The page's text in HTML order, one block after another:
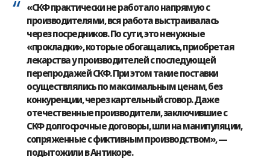
«СКФ практически не работало напрямую с
производителями, вся работа выстраивалась
через посредников. По сути, это ненужные
«прокладки», которые обогащались, приобретая
лекарства у производителей с последующей
перепродажей СКФ. При этом такие поставки
осуществлялись по максимальным ценам, без
конкуренции, через картельный сговор. Даже
отечественные производители, заключившие с
СКФ долгосрочные договоры, шли на манипуляции,
сопряженные с фиктивным производством», —
подытожили в Антикоре.